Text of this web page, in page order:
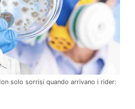
solo sorrisi quando arrivano i rider: